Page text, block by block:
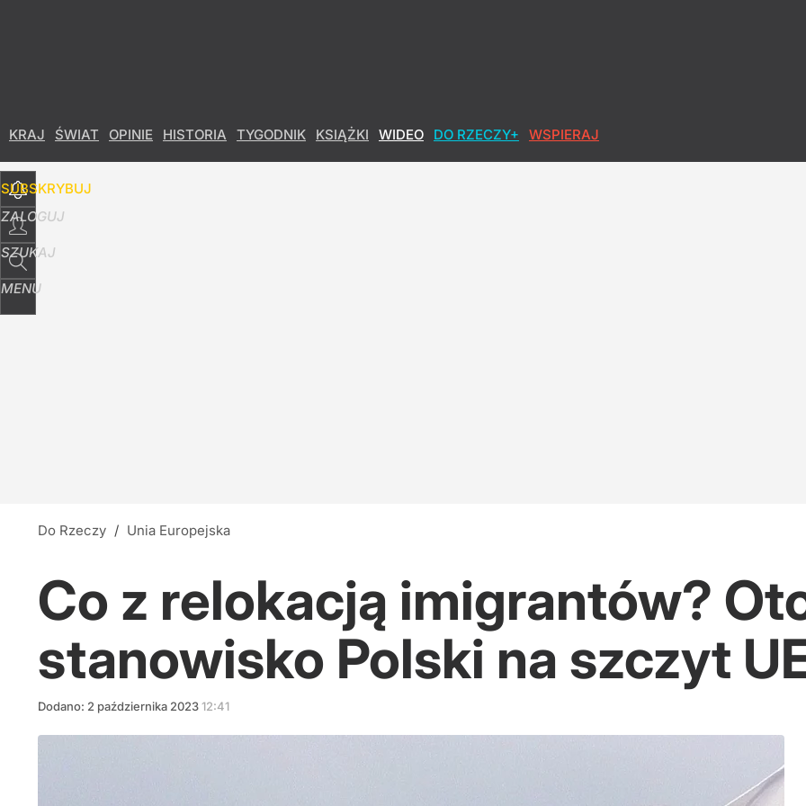
KRAJ ŚWIAT OPINIE HISTORIA TYGODNIK KSIĄŻKI WIDEO DO RZECZY+ WSPIERAJ
SUBSKRYBUJ
ZALOGUJ
SZUKAJ
MENU
Do Rzeczy / Unia Europejska
Co z relokacją imigrantów?
stanowisko Polski na szczyt
Dodano: 2 października 202312:41